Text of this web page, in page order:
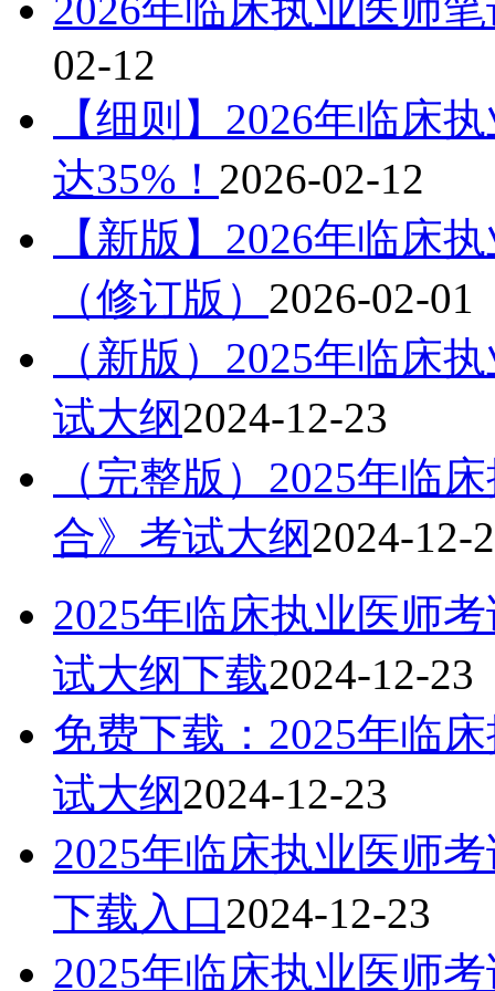
02-12
【细则】2026年临床
达35%！ 2026-02-12
【新版】2026年临床
（修订版） 2026-02-01
（新版）2025年临床
试大纲2024-12-23
（完整版）2025年临
合》考试大纲2024-12-
2025年临床执业医师
试大纲下载2024-12-23
免费下载：2025年临
试大纲2024-12-23
2025年临床执业医师
下载入口2024-12-23
2025年临床执业医师